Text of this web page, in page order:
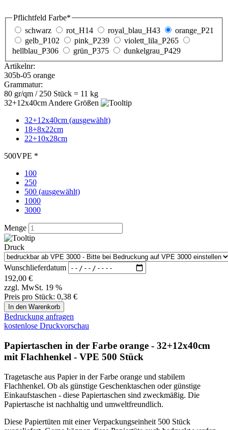
Papiertaschen in der Farbe orange - 32+12x40cm
mit Flachhenkel - VPE 500 Stück
Tragetasche aus Papier in der Farbe orange und stabilem
Flachhenkel. Ob als günstige Geschenktaschen oder günstige
Einkaufstaschen - diese Papiertaschen sind zweckmäßig. Die
Papiertasche ist nachhaltig und umweltfreundlich.
Diese Papiertüten mit einer Verpackungseinheit 500 Stück
ausgeliefert. Gerne können diese Papiertüte auch bedruckt werden.
Farbdarstellung und Farbangaben sind ca. Angaben und nicht
farbverbindlich.
Übersicht Tragetasche
Papiertüten bedrucken
Bedrucken von Papiertüten
Nachfolgend finden Sie die wichtigsten Informationen
zum Bedrucken von Papiertüten.
In unserem Shop können Sie das jeweilige Produkt,
welches Sie bedrucken wollen, auswählen. Dann gehen
Sie auf die Produkt-Detailseite und stellen die richtige
ist, finden Sie im Punkt "Druck". Nachdem Sie die
richtige VPE eingestellt haben, gehen Sie bei Druck
zum Beispiel "1 seitig und 1 farbig". Geben Sie dem
Shopsystem etwas Zeit, dann wird Ihnen der
Druckpreis direkt angezeigt. Legen Sie die Bedrucken-
Variante in den Warenkorb und gehen Sie den